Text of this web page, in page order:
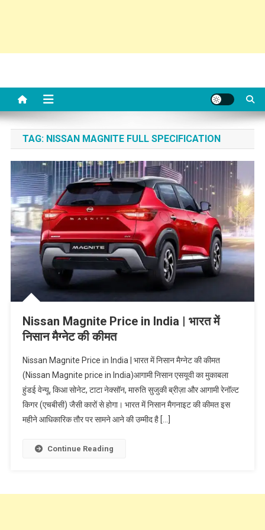
TAG: NISSAN MAGNITE FULL SPECIFICATION
Nissan Magnite Price in India | भारत में
निसान मैग्नेट की कीमत
Nissan Magnite Price in India | भारत में निसान मैग्नेट की कीमत
(Nissan Magnite price in India)आगामी निसान एसयूवी का मुकाबला
हुंडई वेन्यू, किआ सोनेट, टाटा नेक्सॉन, मारुति सुजुकी ब्रीज़ा और आगामी रेनॉल्ट
किगर (एचबीसी) जैसी कारों से होगा। भारत में निसान मैगनाइट की कीमत इस
महीने आधिकारिक तौर पर सामने आने की उम्मीद है […]
Continue Reading